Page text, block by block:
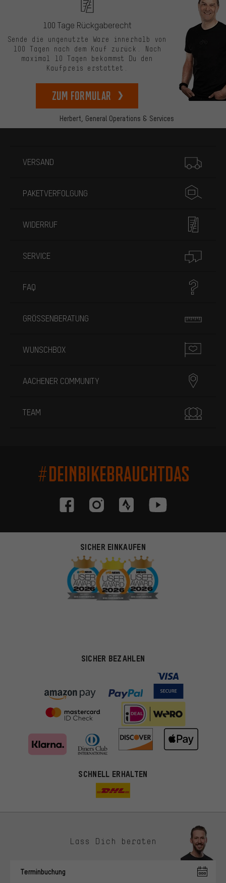
Herbert, General Operations & Services
100 Tage Rückgaberecht
Sende die ungenutzte Ware innerhalb von
100 Tagen nach dem Kauf zurück. Nach
maximal 10 Tagen bekommst Du den
Kaufpreis erstattet.
zum Formular
VERSAND
PAKETVERFOLGUNG
WIDERRUF
SERVICE
FAQ
GRÖSSENBERATUNG
WUNSCHBOX
AACHENER COMMUNITY
TEAM
#DEINBIKEBRAUCHTDAS
SICHER EINKAUFEN
SICHER BEZAHLEN
SCHNELL ERHALTEN
Lass Dich beraten
Terminbuchung
Du bekommst, statt zufälliger Werbung, genauer passende
Angebote von uns. Diese Cookies helfen uns, Deine Interessen